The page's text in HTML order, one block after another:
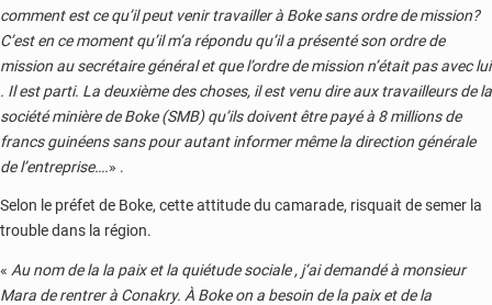
comment est ce qu’il peut venir travailler à Boke sans ordre de mission?
C’est en ce moment qu’il m’a répondu qu’il a présenté son ordre de
mission au secrétaire général et que l’ordre de mission n’était pas avec lui
. Il est parti. La deuxième des choses, il est venu dire aux travailleurs de la
société minière de Boke (SMB) qu’ils doivent être payé à 8 millions de
francs guinéens sans pour autant informer même la direction générale
de l’entreprise….» .
Selon le préfet de Boke, cette attitude du camarade, risquait de semer la
trouble dans la région.
« Au nom de la la paix et la quiétude sociale , j’ai demandé à monsieur
Mara de rentrer à Conakry. À Boke on a besoin de la paix et de la